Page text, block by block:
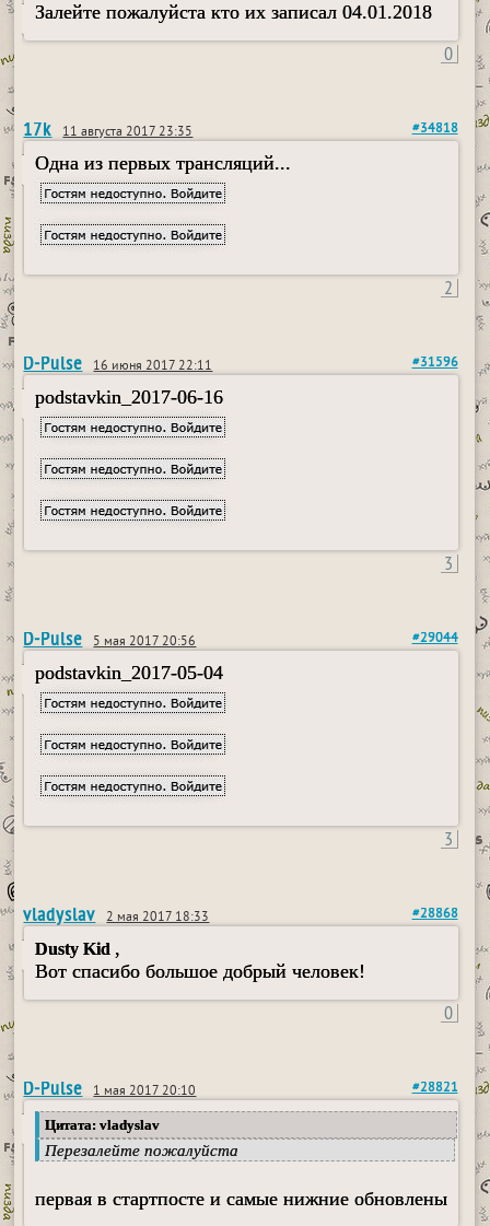
Залейте пожалуйста кто их записал 04.01.2018
0
17k 11 августа 2017 23:35 #34818
Одна из первых трансляций...
2
D-Pulse 16 июня 2017 22:11 #31596
podstavkin_2017-06-16
3
D-Pulse 5 мая 2017 20:56 #29044
podstavkin_2017-05-04
3
vladyslav 2 мая 2017 18:33 #28868
Dusty Kid ,
Вот спасибо большое добрый человек!
0
D-Pulse 1 мая 2017 20:10 #28821
Цитата: vladyslav
Перезалейте пожалуйста
первая в стартпосте и самые нижние обновлены